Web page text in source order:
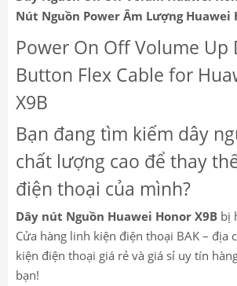
Nút Nguồn Power Âm Lượng Huawei
Power On Off Volume Up
Button Flex Cable for
X9B
Bạn đang tìm kiếm dây
chất lượng cao để thay
điện thoại của mình?
Dây nút Nguồn Huawei Honor X9B bị
Cửa hàng linh kiện điện thoại BAK – địa
kiện điện thoại giá rẻ và giá sỉ uy tín
bạn!